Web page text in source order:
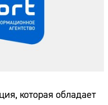
которая обладает